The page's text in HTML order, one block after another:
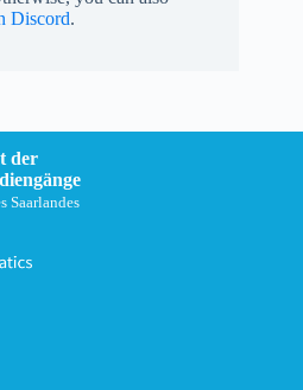
Discord.
der
Saarlandes